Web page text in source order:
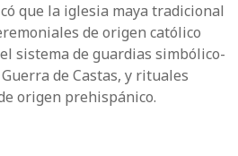
que la iglesia maya tradicional
de origen católico
sistema de guardias simbólico-
de Castas, y rituales
origen prehispánico.